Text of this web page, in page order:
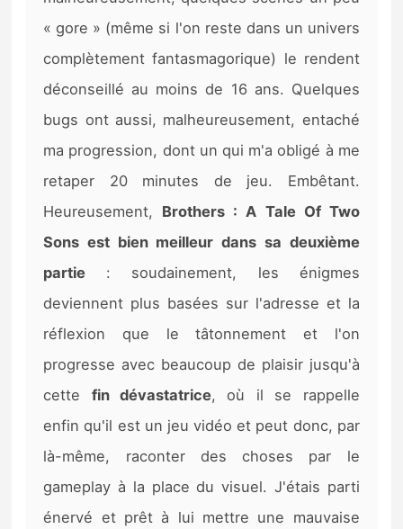
« gore » (même si l'on reste dans un univers
complètement fantasmagorique) le rendent
déconseillé au moins de 16 ans. Quelques
bugs ont aussi, malheureusement, entaché
ma progression, dont un qui m'a obligé à me
retaper 20 minutes de jeu. Embêtant.
Heureusement, Brothers : A Tale Of Two
Sons est bien meilleur dans sa deuxième
partie : soudainement, les énigmes
deviennent plus basées sur l'adresse et la
réflexion que le tâtonnement et l'on
progresse avec beaucoup de plaisir jusqu'à
cette fin dévastatrice, où il se rappelle
enfin qu'il est un jeu vidéo et peut donc, par
là-même, raconter des choses par le
gameplay à la place du visuel. J'étais parti
énervé et prêt à lui mettre une mauvaise